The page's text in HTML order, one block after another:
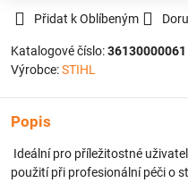
Přidat k Oblíbeným
Katalogové číslo:36130000061
Výrobce:STIHL
Popis
Ideální pro příležitostné
použití při profesionální péči o